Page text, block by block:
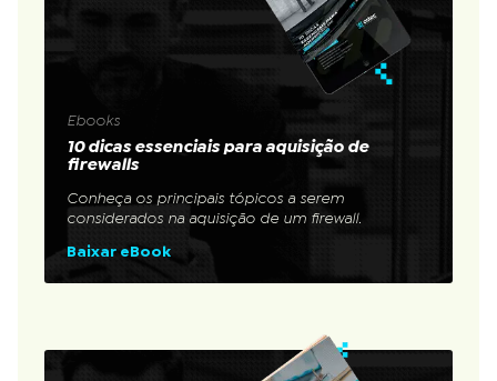
Ebooks
10 dicas essenciais para aquisição de
firewalls
Conheça os principais tópicos a serem
considerados na aquisição de um firewall.
Baixar eBook